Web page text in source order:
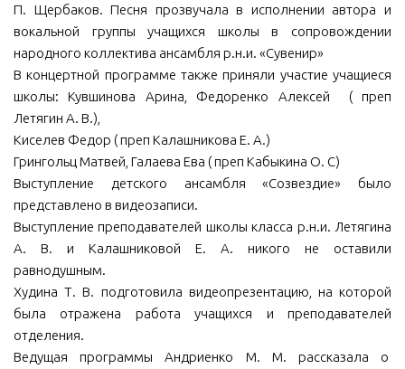
П. Щербаков. Песня прозвучала в исполнении автора и
вокальной группы учащихся школы в сопровождении
народного коллектива ансамбля р.н.и. «Сувенир»
В концертной программе также приняли участие учащиеся
школы: Кувшинова Арина, Федоренко Алексей ( преп
Летягин А. В.),
Киселев Федор ( преп Калашникова Е. А.)
Грингольц Матвей, Галаева Ева ( преп Кабыкина О. С)
Выступление детского ансамбля «Созвездие» было
представлено в видеозаписи.
Выступление преподавателей школы класса р.н.и. Летягина
А. В. и Калашниковой Е. А. никого не оставили
равнодушным.
Худина Т. В. подготовила видеопрезентацию, на которой
была отражена работа учащихся и преподавателей
отделения.
Ведущая программы Андриенко М. М. рассказала о